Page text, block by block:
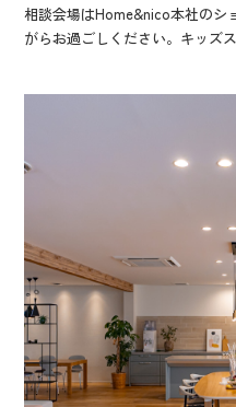
相談会場はHome&nico本社のシ
がらお過ごしください。キッズ